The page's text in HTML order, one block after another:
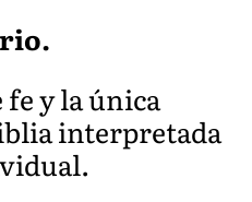
fe y la única
interpretada